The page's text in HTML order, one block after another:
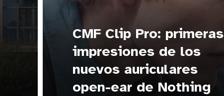
CMF Clip Pro: primeras
impresiones de los
nuevos auriculares
open-ear de Nothing